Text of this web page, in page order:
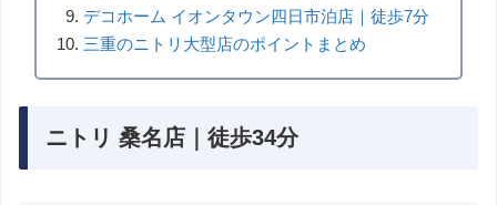
デコホーム イオンタウン四日市泊店｜徒歩7分
三重のニトリ大型店のポイントまとめ
ニトリ 桑名店｜徒歩34分